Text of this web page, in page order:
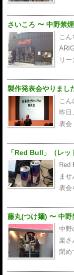
さいころ 〜 中野禁
こ
リー
製作発表会やりまし
こ
昨日
表会
「Red Bull」（レッ
Red
ま
表会
藤丸(つけ麺) 〜 中野
中野
楽さ
閉め